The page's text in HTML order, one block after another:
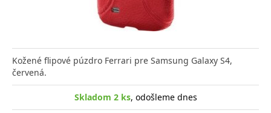
Kožené flipové púzdro Ferrari pre Samsung Galaxy S4,
červená.
Skladom 2 ks, odošleme dnes